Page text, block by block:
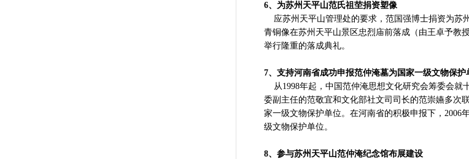
6、为苏州天平山范氏祖茔捐资塑像
应苏州天平山管理处的要求，范国强博士捐资为苏
青铜像在苏州天平山景区忠烈庙前落成（由王卓予教
举行隆重的落成典礼。
7、支持河南省成功申报范仲淹墓为国家一级文物保护
从1998年起，中国范仲淹思想文化研究会筹委会就
委副主任的范敬宜和文化部社文司司长的范崇嬿多次
家一级文物保护单位。在河南省的积极申报下，2006
级文物保护单位。
8、参与苏州天平山范仲淹纪念馆布展建设